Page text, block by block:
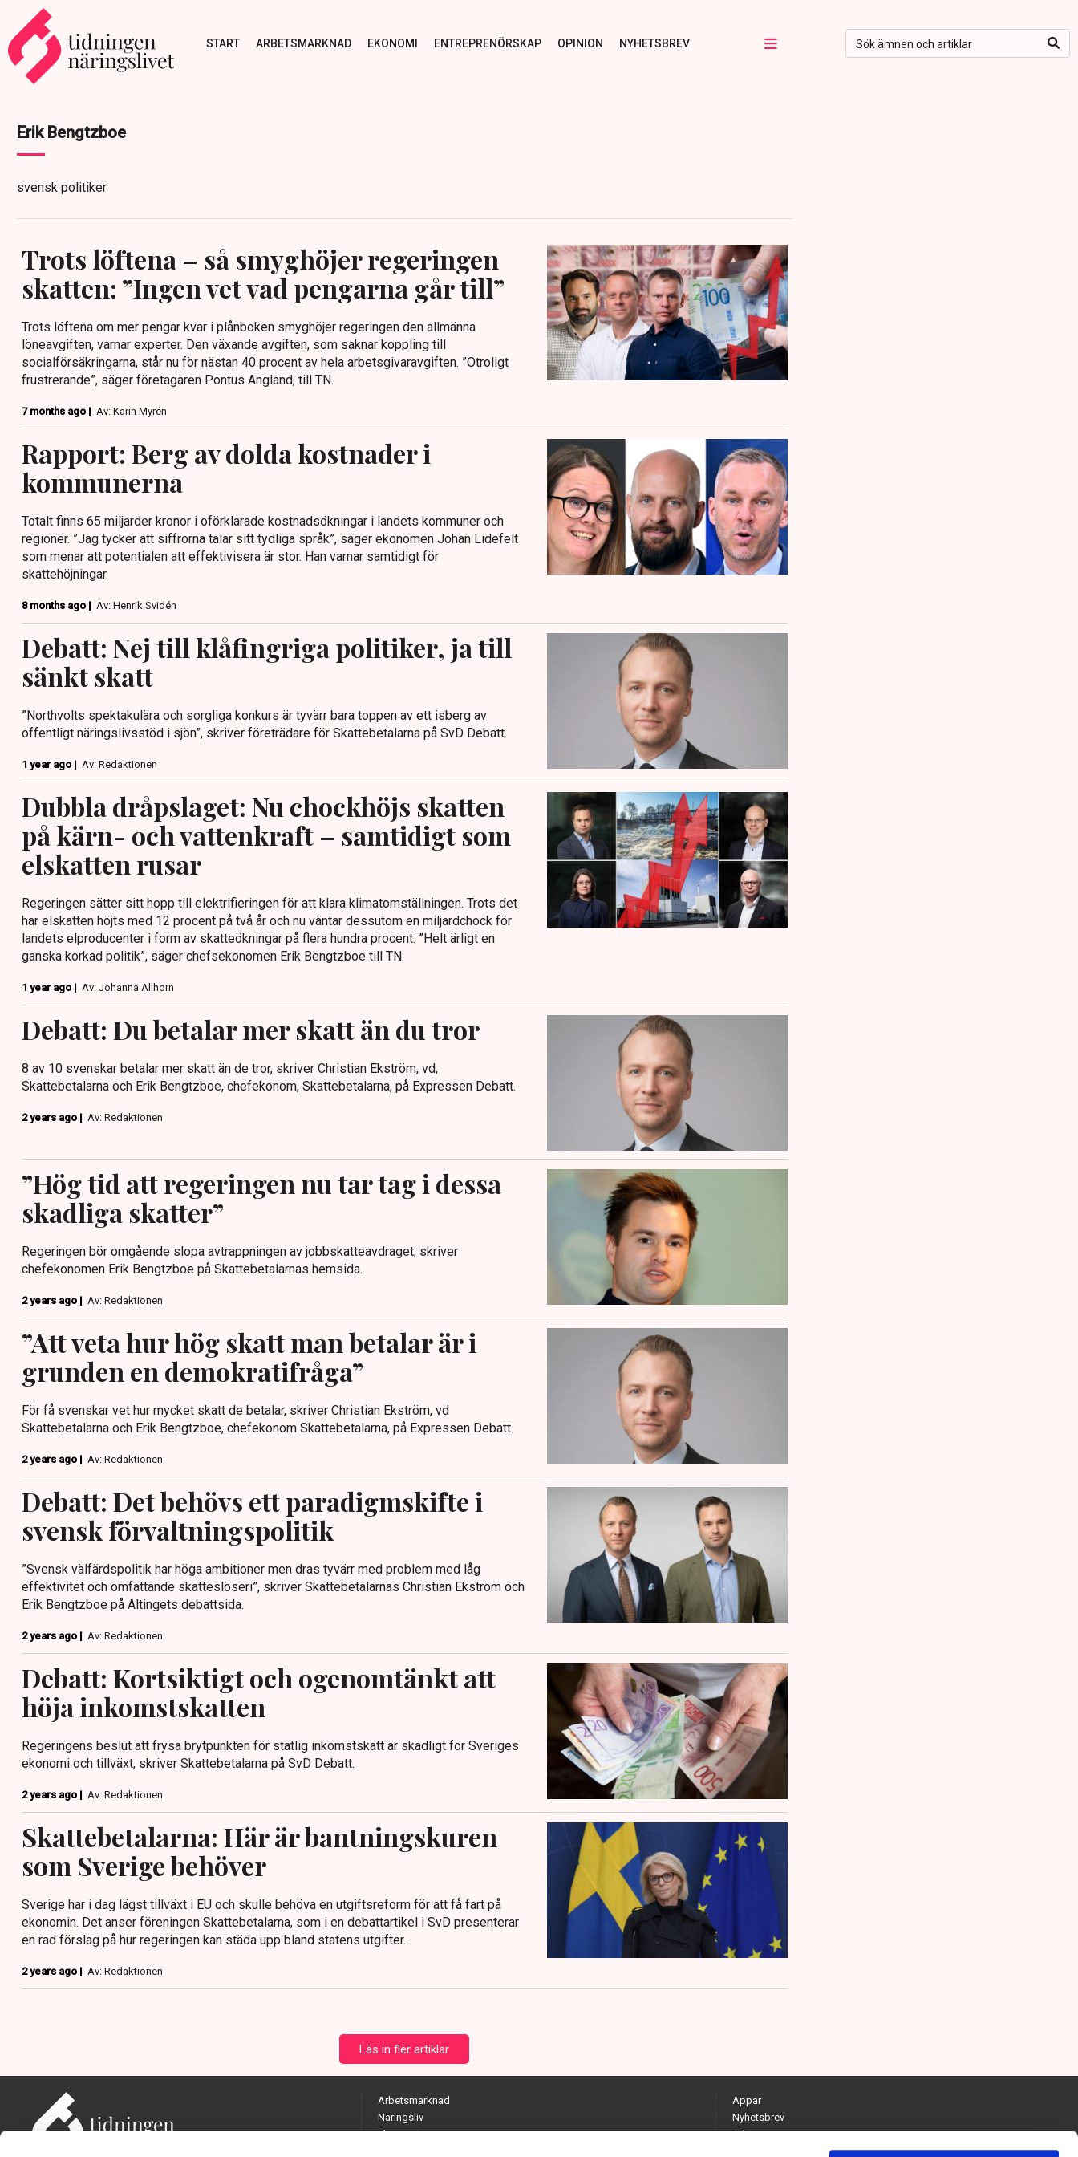
START ARBETSMARKNAD EKONOMI ENTREPRENÖRSKAP OPINION NYHETSBREV
Erik Bengtzboe
svensk politiker
Trots löftena – så smyghöjer regeringen
skatten: ”Ingen vet vad pengarna går till”
Trots löftena om mer pengar kvar i plånboken smyghöjer regeringen den allmänna
löneavgiften, varnar experter. Den växande avgiften, som saknar koppling till
socialförsäkringarna, står nu för nästan 40 procent av hela arbetsgivaravgiften. ”Otroligt
frustrerande”, säger företagaren Pontus Angland, till TN.
7 months ago | Av: Karin Myrén
Rapport: Berg av dolda kostnader i
kommunerna
Totalt finns 65 miljarder kronor i oförklarade kostnadsökningar i landets kommuner och
regioner. ”Jag tycker att siffrorna talar sitt tydliga språk”, säger ekonomen Johan Lidefelt
som menar att potentialen att effektivisera är stor. Han varnar samtidigt för
skattehöjningar.
8 months ago | Av: Henrik Svidén
Debatt: Nej till klåfingriga politiker, ja till
sänkt skatt
”Northvolts spektakulära och sorgliga konkurs är tyvärr bara toppen av ett isberg av
offentligt näringslivsstöd i sjön”, skriver företrädare för Skattebetalarna på SvD Debatt.
1 year ago | Av: Redaktionen
Dubbla dråpslaget: Nu chockhöjs skatten
på kärn- och vattenkraft – samtidigt som
elskatten rusar
Regeringen sätter sitt hopp till elektrifieringen för att klara klimatomställningen. Trots det
har elskatten höjts med 12 procent på två år och nu väntar dessutom en miljardchock för
landets elproducenter i form av skatteökningar på flera hundra procent. ”Helt ärligt en
ganska korkad politik”, säger chefsekonomen Erik Bengtzboe till TN.
1 year ago | Av: Johanna Allhorn
Debatt: Du betalar mer skatt än du tror
8 av 10 svenskar betalar mer skatt än de tror, skriver Christian Ekström, vd,
Skattebetalarna och Erik Bengtzboe, chefekonom, Skattebetalarna, på Expressen Debatt.
2 years ago | Av: Redaktionen
”Hög tid att regeringen nu tar tag i dessa
skadliga skatter”
Regeringen bör omgående slopa avtrappningen av jobbskatteavdraget, skriver
chefekonomen Erik Bengtzboe på Skattebetalarnas hemsida.
2 years ago | Av: Redaktionen
”Att veta hur hög skatt man betalar är i
grunden en demokratifråga”
För få svenskar vet hur mycket skatt de betalar, skriver Christian Ekström, vd
Skattebetalarna och Erik Bengtzboe, chefekonom Skattebetalarna, på Expressen Debatt.
2 years ago | Av: Redaktionen
Debatt: Det behövs ett paradigmskifte i
svensk förvaltningspolitik
”Svensk välfärdspolitik har höga ambitioner men dras tyvärr med problem med låg
effektivitet och omfattande skatteslöseri”, skriver Skattebetalarnas Christian Ekström och
Erik Bengtzboe på Altingets debattsida.
2 years ago | Av: Redaktionen
Debatt: Kortsiktigt och ogenomtänkt att
höja inkomstskatten
Regeringens beslut att frysa brytpunkten för statlig inkomstskatt är skadligt för Sveriges
ekonomi och tillväxt, skriver Skattebetalarna på SvD Debatt.
2 years ago | Av: Redaktionen
Skattebetalarna: Här är bantningskuren
som Sverige behöver
Sverige har i dag lägst tillväxt i EU och skulle behöva en utgiftsreform för att få fart på
ekonomin. Det anser föreningen Skattebetalarna, som i en debattartikel i SvD presenterar
en rad förslag på hur regeringen kan städa upp bland statens utgifter.
2 years ago | Av: Redaktionen
Läs in fler artiklar
Arbetsmarknad
Näringsliv
Ekonomi
Appar
Nyhetsbrev
Arkiv
Kontakta redaktionen